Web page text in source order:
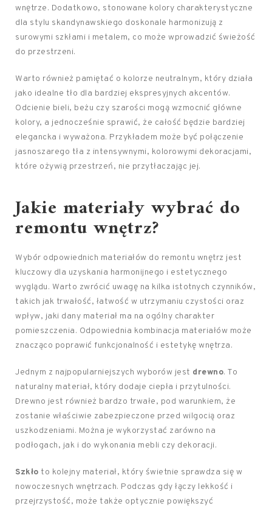
wnętrze. Dodatkowo, stonowane kolory charakterystyczne
dla stylu skandynawskiego doskonale harmonizują z
surowymi szkłami i metalem, co może wprowadzić świeżość
do przestrzeni.
Warto również pamiętać o kolorze neutralnym, który działa
jako idealne tło dla bardziej ekspresyjnych akcentów.
Odcienie bieli, beżu czy szarości mogą wzmocnić główne
kolory, a jednocześnie sprawić, że całość będzie bardziej
elegancka i wyważona. Przykładem może być połączenie
jasnoszarego tła z intensywnymi, kolorowymi dekoracjami,
które ożywią przestrzeń, nie przytłaczając jej.
Jakie materiały wybrać do
remontu wnętrz?
Wybór odpowiednich materiałów do remontu wnętrz jest
kluczowy dla uzyskania harmonijnego i estetycznego
wyglądu. Warto zwrócić uwagę na kilka istotnych czynników,
takich jak trwałość, łatwość w utrzymaniu czystości oraz
wpływ, jaki dany materiał ma na ogólny charakter
pomieszczenia. Odpowiednia kombinacja materiałów może
znacząco poprawić funkcjonalność i estetykę wnętrza.
Jednym z najpopularniejszych wyborów jest drewno. To
naturalny materiał, który dodaje ciepła i przytulności.
Drewno jest również bardzo trwałe, pod warunkiem, że
zostanie właściwie zabezpieczone przed wilgocią oraz
uszkodzeniami. Można je wykorzystać zarówno na
podłogach, jak i do wykonania mebli czy dekoracji.
Szkło to kolejny materiał, który świetnie sprawdza się w
nowoczesnych wnętrzach. Podczas gdy łączy lekkość i
przejrzystość, może także optycznie powiększyć